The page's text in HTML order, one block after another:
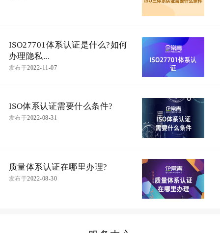
ISO27701体系认证是什么?如何
办理隐私...
发布于2022-11-07
ISO体系认证需要什么条件?
发布于2022-08-31
质量体系认证在哪里办理?
发布于2022-08-30